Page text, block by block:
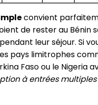
convient
de rester au Bénin
leur séjour. Si
pays limitrophes
Faso ou le Nigeria
à entrées